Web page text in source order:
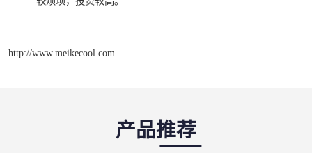
http://www.meikecool.com
产品推荐